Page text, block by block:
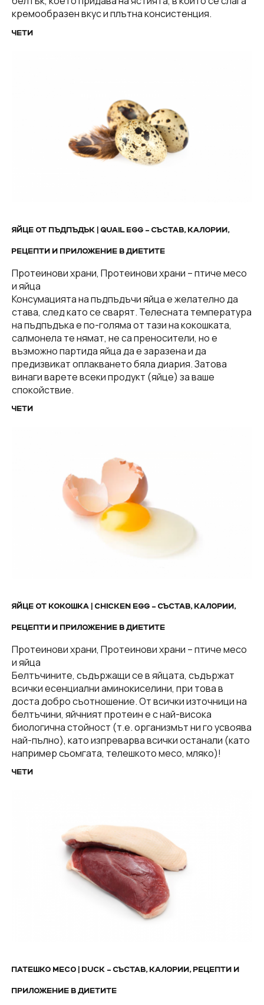
кремообразен вкус и плътна консистенция.
ЧЕТИ
ЯЙЦЕ ОТ ПЪДПЪДЪК | QUAIL EGG – СЪСТАВ, КАЛОРИИ,
РЕЦЕПТИ И ПРИЛОЖЕНИЕ В ДИЕТИТЕ
Протеинови храни, Протеинови храни – птиче месо
и яйца
Консумацията на пъдпъдъчи яйца е желателно да
става, след като се сварят. Телесната температура
на пъдпъдъка е по-голяма от тази на кокошката,
салмонела те нямат, не са преносители, но е
възможно партида яйца да е заразена и да
предизвикат оплакването бяла диария. Затова
винаги варете всеки продукт (яйце) за ваше
спокойствие.
ЧЕТИ
ЯЙЦЕ ОТ КОКОШКА | CHICKEN EGG – СЪСТАВ, КАЛОРИИ,
РЕЦЕПТИ И ПРИЛОЖЕНИЕ В ДИЕТИТЕ
Протеинови храни, Протеинови храни – птиче месо
и яйца
Белтъчините, съдържащи се в яйцата, съдържат
всички есенциални аминокиселини, при това в
доста добро съотношение. От всички източници на
белтъчини, яйчният протеин е с най-висока
биологична стойност (т.е. организмът ни го усвоява
най-пълно), като изпреварва всички останали (като
например сьомгата, телешкото месо, мляко)!
ЧЕТИ
ПАТЕШКО МЕСО | DUCK – СЪСТАВ, КАЛОРИИ, РЕЦЕПТИ И
ПРИЛОЖЕНИЕ В ДИЕТИТЕ